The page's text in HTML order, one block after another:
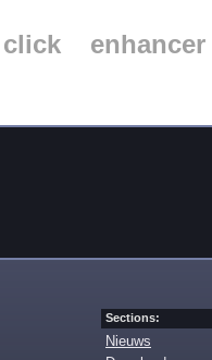
click
enhancer
Sections:
Nieuws